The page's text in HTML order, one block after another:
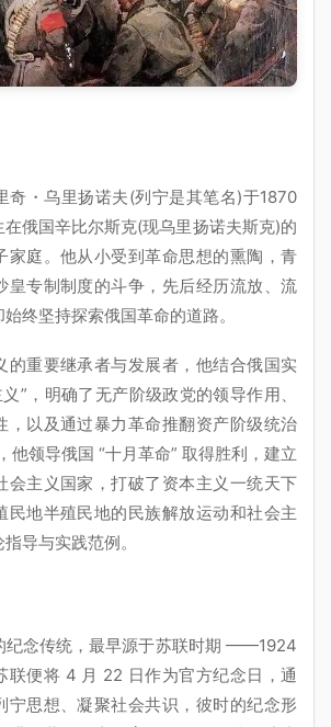
奇・乌里扬诺夫(列宁是其笔名)于1870
俄国辛比尔斯克(现乌里扬诺夫斯克)的
家庭。他从小受到革命思想的熏陶，青
皇专制制度的斗争，先后经历流放、流
终坚持探索俄国革命的道路。
的重要继承者与发展者，他结合俄国实
”，明确了无产阶级政党的领导作用、
，以及通过暴力革命推翻资产阶级统治
他领导俄国 “十月革命” 取得胜利，建立
会主义国家，打破了资本主义一统天下
民地半殖民地的民族解放运动和社会主
导与实践范例。
纪念传统，最早源于苏联时期 ——1924
联便将 4 月 22 日作为官方纪念日，通
宁思想、凝聚社会共识，彼时的纪念形